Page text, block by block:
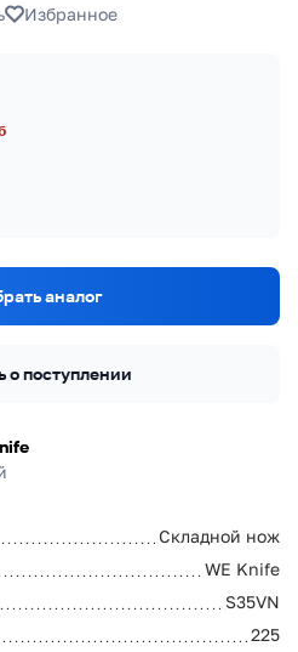
Избранное
Складной нож
WE Knife
S35VN
225
аналог
о поступлении